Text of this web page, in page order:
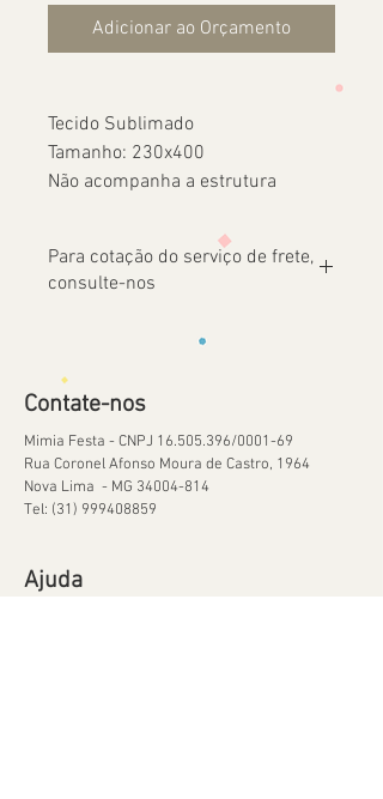
Adicionar ao Orçamento
Tecido Sublimado
Tamanho: 230x400
Não acompanha a estrutura
Para cotação do serviço de frete,
consulte-nos
Contate-nos
Mimia Festa - CNPJ 16.505.396/0001-69
Rua Coronel Afonso Moura de Castro, 1964
Nova Lima - MG 34004-814
Tel: (31) 999408859
Ajuda